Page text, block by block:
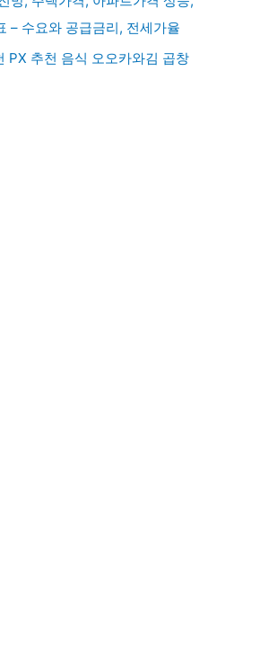
– 수요와 공급금리, 전세가율
PX 추천 음식 오오카와김 곱창